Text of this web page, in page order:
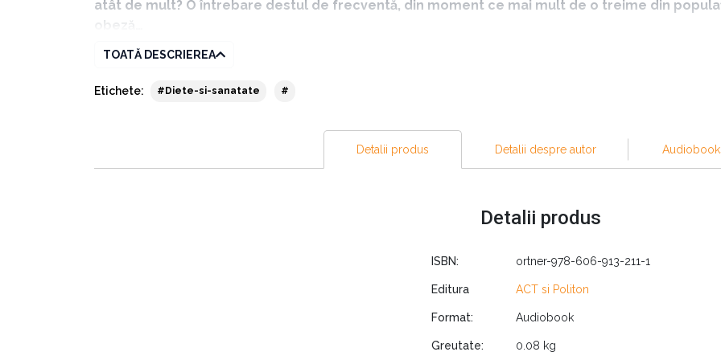
atât de mult? O întrebare destul de frecventă, din moment ce mai mult de o treime din
obeză…
plus poate fi exprimată în doar două cuvinte: controlul emoțiilor. Potrivit autoarei, care s-a confruntat ea
tehnica reducerii stresului prin tapotare sau EFT (Emotional Freedom Technique) poate fi soluția pentru
totodată co-producătoarea filmului documentar The Tapping Solution, autoarea programului online
evenimentului anual care adună peste 500.000 de oameni din toată lumea, The Tapping World Summit.
tapotării, o tehnică de reducere a stresului care implică tapotarea în puncte de acupresură. Autoarea a
vindecat-o de o răceală ce o ținuse două zile la pat. Ulterior, a încercat să se folosească de tapotare
TOATĂ DESCRIEREA
Etichete: #Diete-si-sanatate #
Detalii produs Detalii despre autor
Detalii produs
ISBN: ortner-978-606-913-211-1
Editura ACT si Politon
Format: Audiobook
Greutate: 0.08 kg